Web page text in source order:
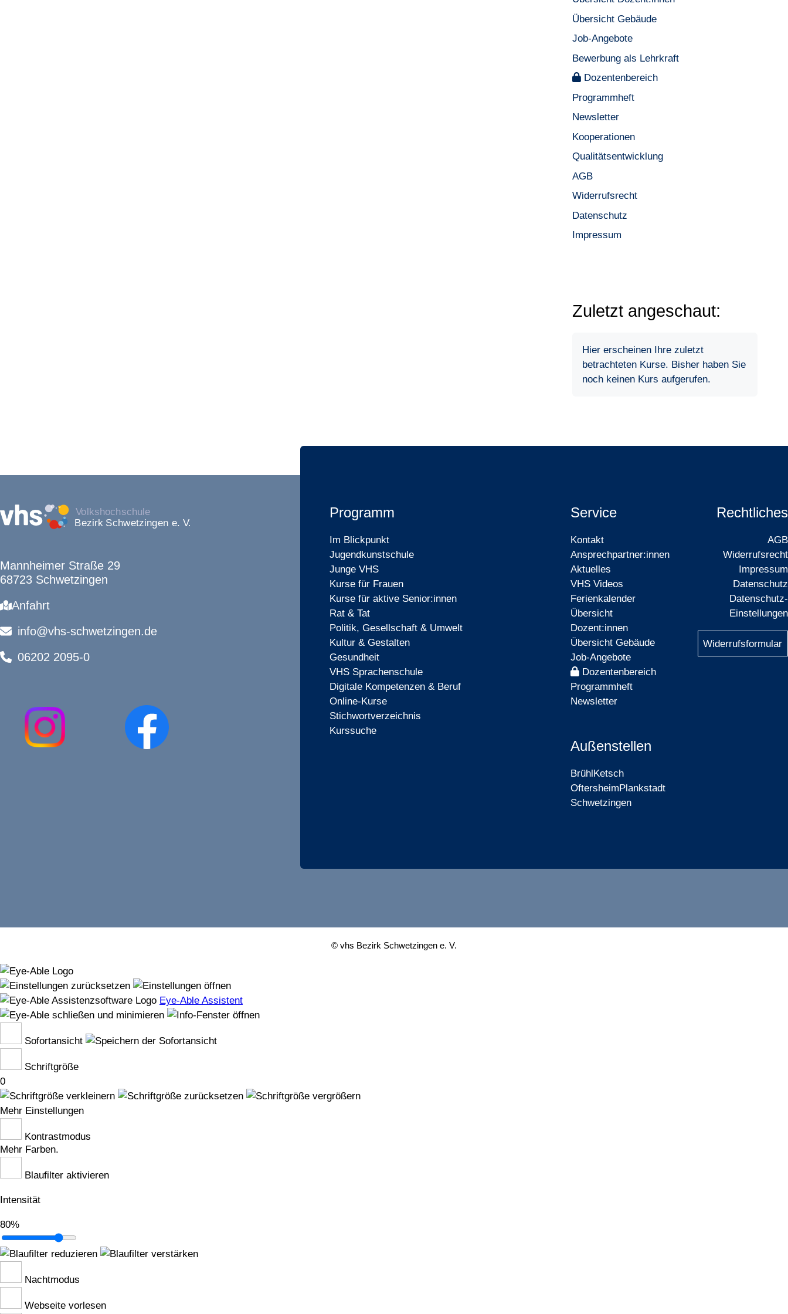
Übersicht Gebäude
Job-Angebote
Bewerbung als Lehrkraft
Dozentenbereich
Programmheft
Newsletter
Kooperationen
Qualitätsentwicklung
AGB
Widerrufsrecht
Datenschutz
Impressum
Zuletzt angeschaut:
Hier erscheinen Ihre zuletzt
betrachteten Kurse. Bisher haben Sie
noch keinen Kurs aufgerufen.
Mannheimer Straße 29
68723 Schwetzingen
Anfahrt
info@vhs-schwetzingen.de
06202 2095-0
Programm
Im Blickpunkt
Jugendkunstschule
Junge VHS
Kurse für Frauen
Kurse für aktive Senior:innen
Rat & Tat
Politik, Gesellschaft & Umwelt
Kultur & Gestalten
Gesundheit
VHS Sprachenschule
Digitale Kompetenzen & Beruf
Online-Kurse
Stichwortverzeichnis
Kurssuche
Service
Kontakt
Ansprechpartner:innen
Aktuelles
VHS Videos
Ferienkalender
Übersicht
Dozent:innen
Übersicht Gebäude
Job-Angebote
Dozentenbereich
Programmheft
Newsletter
Außenstellen
BrühlKetsch
OftersheimPlankstadt
Schwetzingen
Rechtliches
AGB
Widerrufsrecht
Impressum
Datenschutz
Datenschutz-
Einstellungen
Widerrufsformular
© vhs Bezirk Schwetzingen e. V.